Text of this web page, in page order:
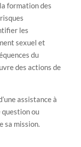
formation des
les
sexuel et
du
des actions de
assistance à
ou
sa mission.